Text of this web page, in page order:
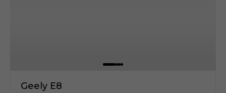
Geely E8